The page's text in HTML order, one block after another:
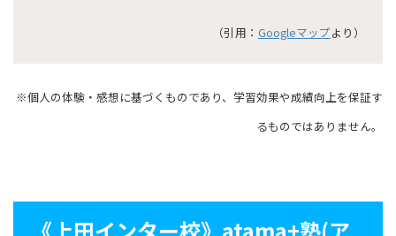
（引用： Googleマップより）
※個人の体験・感想に基づくものであり、学習効果や成績向上を保証す
るものではありません。